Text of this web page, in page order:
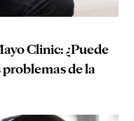
Clinic: ¿Puede
de la